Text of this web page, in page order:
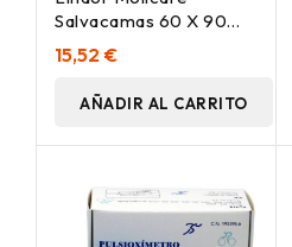
Salvacamas 60 X 90
Cm, 30 Uds
15,52 €
AÑADIR AL CARRITO